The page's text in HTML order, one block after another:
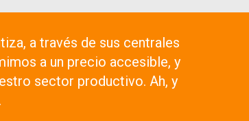
a través de sus centrales
a un precio accesible, y
sector productivo. Ah, y